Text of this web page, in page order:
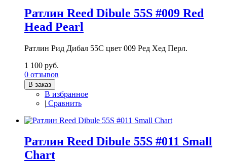
Ратлин Reed Dibule 55S #009 Red
Head Pearl
Ратлин Рид Дибал 55С цвет 009 Ред Хед Перл.
1 100 руб.
0 отзывов
В заказ
В избранное
| Сравнить
Ратлин Reed Dibule 55S #011 Small
Сhart